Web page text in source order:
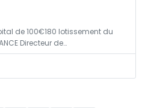
de 100€180 lotissement du
Directeur de…